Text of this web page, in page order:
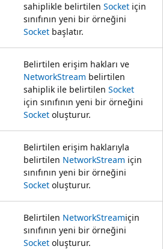
sahiplikle belirtilen Socket için
sınıfının yeni bir örneğini
Socket başlatır.
Belirtilen erişim hakları ve
NetworkStream belirtilen
sahiplik ile belirtilen Socket
için sınıfının yeni bir örneğini
Socket oluşturur.
Belirtilen erişim haklarıyla
belirtilen NetworkStream için
sınıfının yeni bir örneğini
Socket oluşturur.
Belirtilen NetworkStreamiçin
sınıfının yeni bir örneğini
Socket oluşturur.